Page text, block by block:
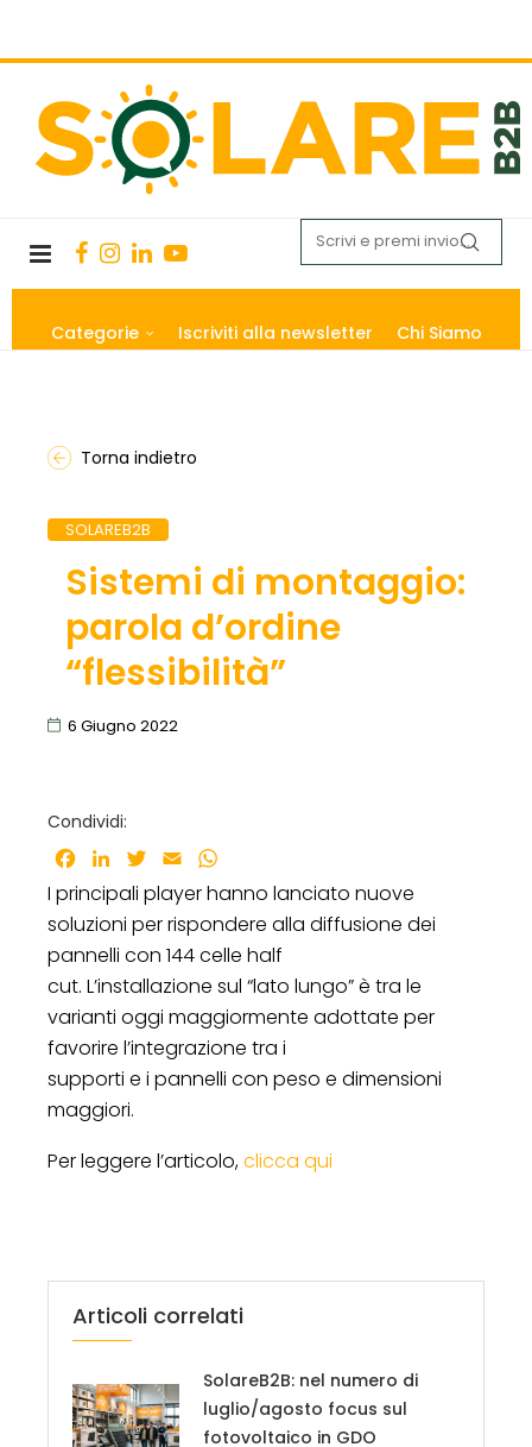
Categorie Iscriviti alla newsletter Chi Siamo
Torna indietro
SOLAREB2B
Sistemi di montaggio:
parola d’ordine
“flessibilità”
6 Giugno 2022
Condividi:
Facebook
LinkedInTwitter
Email
I principali player hanno lanciato nuove
soluzioni per rispondere alla diffusione dei
pannelli con 144 celle half
cut. L’installazione sul “lato lungo” è tra le
varianti oggi maggiormente adottate per
favorire l’integrazione tra i
supporti e i pannelli con peso e dimensioni
maggiori.
Per leggere l’articolo,clicca qui
Articoli correlati
SolareB2B: nel numero di
luglio/agosto focus sul
fotovoltaico in GDO